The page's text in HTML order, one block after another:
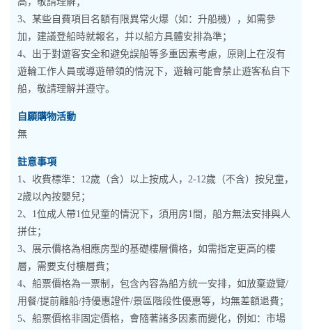
3、某些自費項目名額有限異常火爆（如：升船機），如需參
加，建議登船時就報名，并以船方具體安排為準；
4、出于對遊客安全和避免誤船等多重因素考慮，原則上在沒有
遊輪工作人員或導遊帶領的情況下，遊輪可能會禁止遊客私自下
船，敬請理解并遵守。
自願購物活動
無
註意事項
1、收費標準：12歲（含）以上按成人，2-12歲（不含）按兒童，
2歲以內按嬰兒；
2、1位成人帶1位兒童的情況下，須用房1間，船方無法安排與人
拼住；
3、展示價格為相應房型的基礎樓層價格，如需指定更高的樓
層，需要支付樓層費；
4、船票價格為一票制，包含內容為船方統一安排，如放棄遊覽/
用餐/提前離船/持優惠證件/景區階段性優惠等，均無差額退費；
5、船票價格非固定價格，會隨著諸多因素而變化，例如：市場